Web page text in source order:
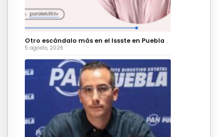
Otro escándalo más en el Issste en Puebla
5 agosto, 2026